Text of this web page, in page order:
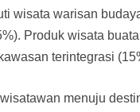
wisata warisan
Produk wisata
terintegrasi
menuju